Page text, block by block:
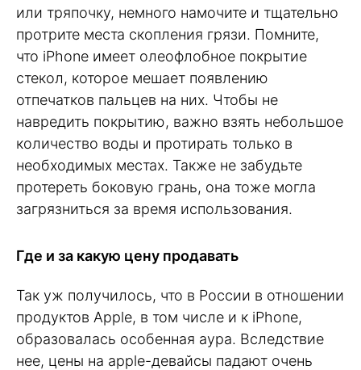
или тряпочку, немного намочите и тщательно
протрите места скопления грязи. Помните,
что iPhone имеет олеофлобное покрытие
стекол, которое мешает появлению
отпечатков пальцев на них. Чтобы не
навредить покрытию, важно взять небольшое
количество воды и протирать только в
необходимых местах. Также не забудьте
протереть боковую грань, она тоже могла
загрязниться за время использования.
Где и за какую цену продавать
Так уж получилось, что в России в отношении
продуктов Apple, в том числе и к iPhone,
образовалась особенная аура. Вследствие
нее, цены на apple-девайсы падают очень